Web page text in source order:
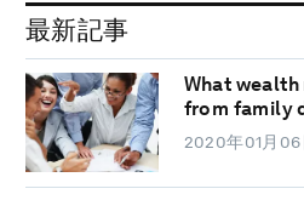
最新記事
What wealth
from family
2020年01月06